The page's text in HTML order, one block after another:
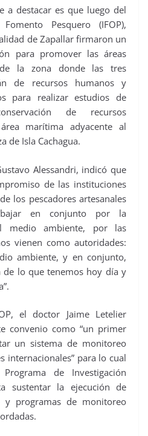
a destacar es que luego del
Pesquero (IFOP),
de Zapallar firmaron un
para promover las áreas
la zona donde las tres
de recursos humanos y
para realizar estudios de
de recursos
marítima adyacente al
de Isla Cachagua.
Alessandri, indicó que
de las instituciones
los pescadores artesanales
en conjunto por la
medio ambiente, por las
vienen como autoridades:
ambiente, y en conjunto,
lo que tenemos hoy día y
el doctor Jaime Letelier
convenio como “un primer
un sistema de monitoreo
internacionales” para lo cual
de Investigación
sustentar la ejecución de
y programas de monitoreo